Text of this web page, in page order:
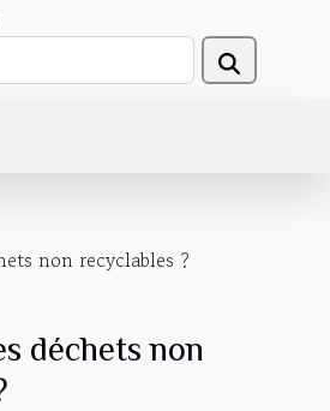
non recyclables ?
déchets non